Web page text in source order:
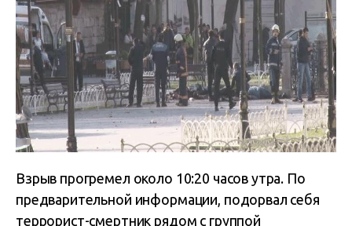
Взрыв прогремел около 10:20 часов утра. По
предварительной информации, подорвал себя
террорист-смертник рядом с группой